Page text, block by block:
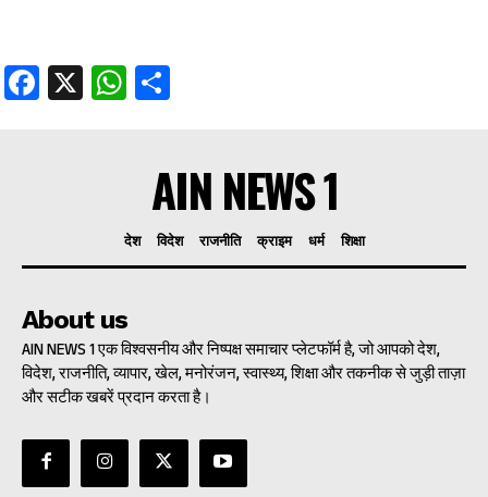
Facebook
X WhatsApp
AIN NEWS 1
देश विदेश राजनीति क्राइम धर्म शिक्षा
About us
AIN NEWS 1 एक विश्वसनीय और निष्पक्ष समाचार प्लेटफॉर्म है, जो आपको देश,
विदेश, राजनीति, व्यापार, खेल, मनोरंजन, स्वास्थ्य, शिक्षा और तकनीक से जुड़ी ताज़ा
और सटीक खबरें प्रदान करता है।